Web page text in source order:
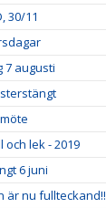
30/11
7 augusti
lek - 2019
6 juni
är nu fullteckand!!